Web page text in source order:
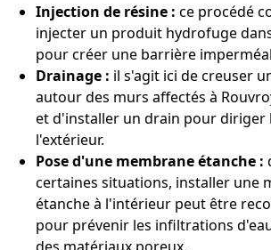
Injection de résine : ce procédé
injecter un produit hydrofuge
pour créer une barrière
Drainage : il s'agit ici de creuser
autour des murs affectés à
et d'installer un drain pour diriger
l'extérieur.
Pose d'une membrane étanche :
certaines situations, installer une
étanche à l'intérieur peut être
pour prévenir les infiltrations
des matériaux poreux.